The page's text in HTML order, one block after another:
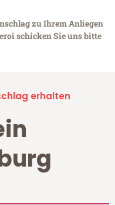
zu Ihrem Anliegen
schicken Sie uns bitte
erhalten